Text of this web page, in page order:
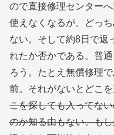
ので直接修理センター
使えなくなるが、どっ
ない。そして約8日で返
れたか否かである。普
ろう。たとえ無償修理
前。それがないとどこ
こを探しても入ってな
のか知る由もない。も